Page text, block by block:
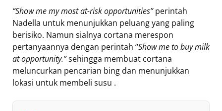
“Show me my most at-risk opportunities”perintah
Nadella untuk menunjukkan peluang yang paling
berisiko. Namun sialnya cortana merespon
pertanyaannya dengan perintah “Show me to buy milk
at opportunity.”sehingga membuat cortana
meluncurkan pencarian bing dan menunjukkan
lokasi untuk membeli susu .